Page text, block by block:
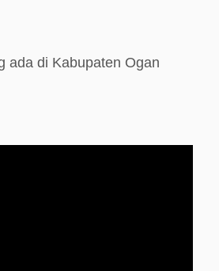
ada di Kabupaten Ogan